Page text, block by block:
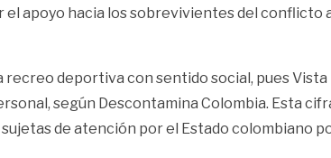
apoyo hacia los sobrevivientes del
deportiva con sentido social, pues
según Descontamina Colombia. Esta
de atención por el Estado colombiano